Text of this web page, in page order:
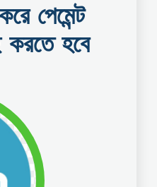
পেমেন্ট
করতে হবে